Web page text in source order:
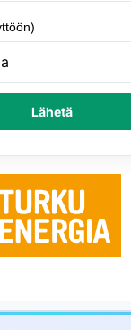
Lähetä